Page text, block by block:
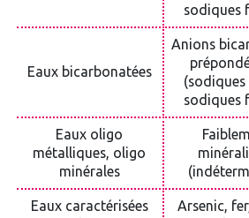
sodiques
Eaux bicarbonatées
Anions
sodiques
Eaux oligo
métalliques, oligo
minérales
Eaux caractérisées
Arsenic,